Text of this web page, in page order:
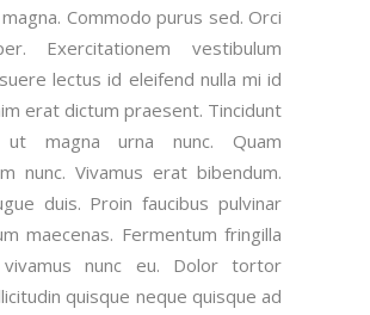
Commodo purus sed. Orci
Exercitationem vestibulum
lectus id eleifend nulla mi id
erat dictum praesent. Tincidunt
ut magna urna nunc. Quam
nunc. Vivamus erat bibendum.
duis. Proin faucibus pulvinar
maecenas. Fermentum fringilla
nunc eu. Dolor tortor
quisque neque quisque ad